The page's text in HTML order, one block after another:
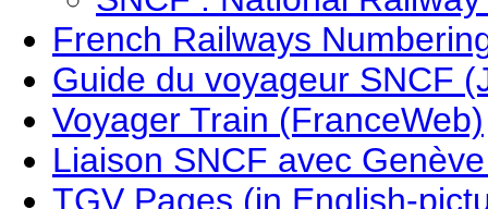
French Railways
Guide du voyageur SNCF
Voyager Train (FranceWeb)
Liaison SNCF avec
TGV Pages (in English-